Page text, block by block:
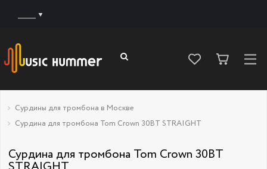
Сурдины для тромбона в Москве
Сурдина для тромбона Tom Crown 30BT STRAIGHT
Сурдина для тромбона Tom Crown 30BT